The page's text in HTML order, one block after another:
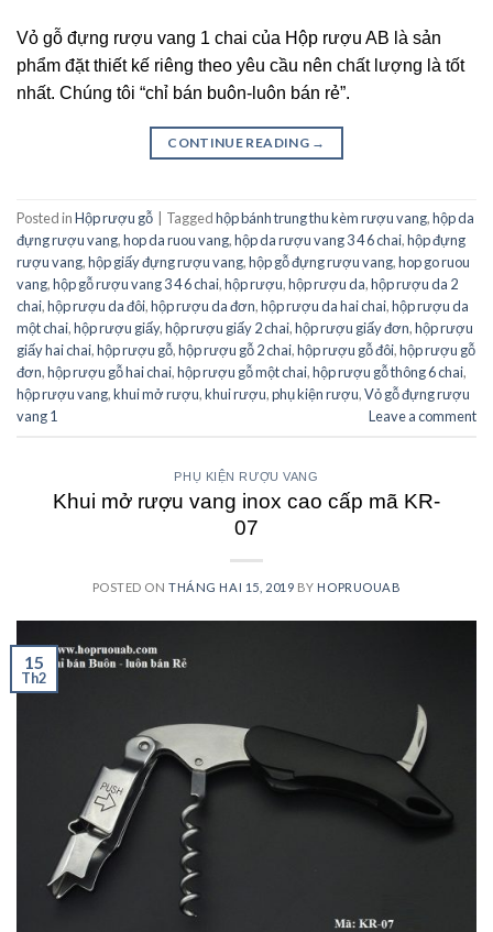
Vỏ gỗ đựng rượu vang 1 chai của Hộp rượu AB là sản
phẩm đặt thiết kế riêng theo yêu cầu nên chất lượng là tốt
nhất. Chúng tôi “chỉ bán buôn-luôn bán rẻ”.
CONTINUE READING →
Posted inHộp rượu gỗ Taggedhộp bánh trung thu kèm rượu vang,hộp da
đựng rượu vang,hop da ruou vang,hộp da rượu vang 3 4 6 chai,hộp đựng
rượu vang,hộp giấy đựng rượu vang,hộp gỗ đựng rượu vang,hop go ruou
vang,hộp gỗ rượu vang 3 4 6 chai,hộp rượu,hộp rượu da,hộp rượu da 2
chai,hộp rượu da đôi,hộp rượu da đơn,hộp rượu da hai chai,hộp rượu da
một chai,hộp rượu giấy,hộp rượu giấy 2 chai,hộp rượu giấy đơn,hộp rượu
giấy hai chai,hộp rượu gỗ,hộp rượu gỗ 2 chai,hộp rượu gỗ đôi,hộp rượu gỗ
đơn,hộp rượu gỗ hai chai,hộp rượu gỗ một chai,hộp rượu gỗ thông 6 chai,
hộp rượu vang,khui mở rượu,khui rượu,phụ kiện rượu,Vỏ gỗ đựng rượu
vang 1
Leave a comment
PHỤ KIỆN RƯỢU VANG
Khui mở rượu vang inox cao cấp mã KR-
07
POSTED ONTHÁNG HAI 15, 2019 BY HOPRUOUAB
15
Th2